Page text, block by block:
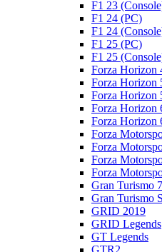
F1 23
F1 24 (PC)
F1 24
F1 25 (PC)
F1 25
Forza Horizon
Forza Horizon
Forza Horizon
Forza Horizon
Forza Horizon
Forza
Forza
Forza
Forza
Gran Turismo 7
Gran Turismo
GRID 2019
GRID Legends
GT Legends
GTR2